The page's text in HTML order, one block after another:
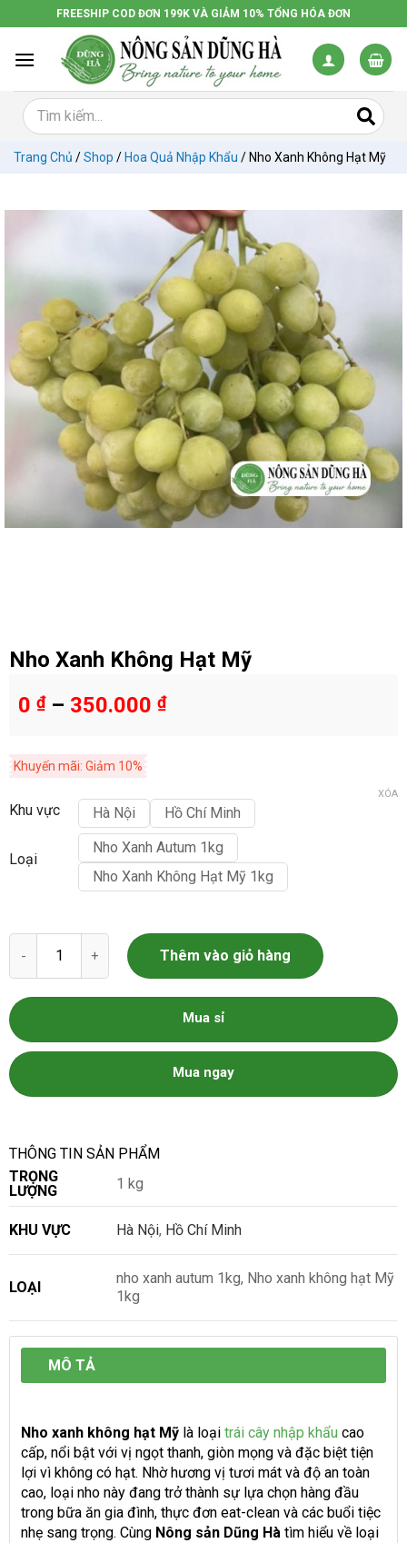
đến
dung
FREESHIP COD ĐƠN 199K VÀ GIẢM 10% TỔNG HÓA ĐƠN
Trang Chủ /Shop / Hoa Quả Nhập Khẩu / Nho Xanh Không Hạt Mỹ
Nho Xanh Không Hạt Mỹ
0 ₫– 350.000 ₫
Khuyến mãi: Giảm 10%
Khu vực Hà Nội Hồ Chí Minh
Loại
Nho Xanh Autum 1kg
Nho Xanh Không Hạt Mỹ 1kg
XÓA
Nho Xanh Không Hạt Mỹ số lượng
Thêm vào giỏ hàng
Mua sỉ
Mua ngay
THÔNG TIN SẢN PHẨM
TRỌNG
LƯỢNG
1 kg
KHU VỰC Hà Nội, Hồ Chí Minh
LOẠI
nho xanh autum 1kg, Nho xanh không hạt Mỹ
1kg
MÔ TẢ
Nho xanh không hạt Mỹ là loại trái cây nhập khẩu cao
cấp, nổi bật với vị ngọt thanh, giòn mọng và đặc biệt tiện
lợi vì không có hạt. Nhờ hương vị tươi mát và độ an toàn
cao, loại nho này đang trở thành sự lựa chọn hàng đầu
trong bữa ăn gia đình, thực đơn eat-clean và các buổi tiệc
nhẹ sang trọng. Cùng Nông sản Dũng Hà tìm hiểu về loại